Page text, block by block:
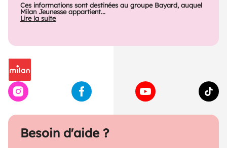
Besoin d'aide ?
Ces informations sont destinées au groupe Bayard, auquel
Milan Jeunesse appartient...
Lire la suite